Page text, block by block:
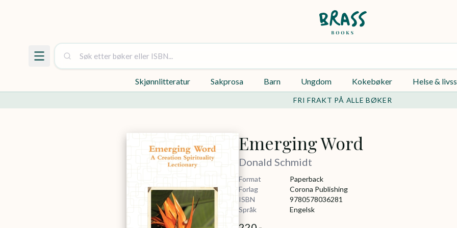
Skjønnlitteratur Sakprosa Barn Ungdom Kokebøker Helse &
FRI FRAKT PÅ ALLE BØKER
Emerging Word
Donald Schmidt
Format
Paperback
Forlag
Corona Publishing
ISBN
9780578036281
Språk
Engelsk